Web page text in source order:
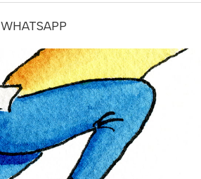
WHATSAPP